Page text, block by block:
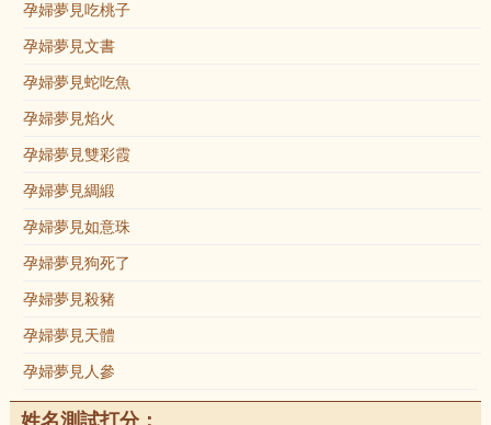
孕婦夢見吃桃子
孕婦夢見文書
孕婦夢見蛇吃魚
孕婦夢見焰火
孕婦夢見雙彩霞
孕婦夢見綢緞
孕婦夢見如意珠
孕婦夢見狗死了
孕婦夢見殺豬
孕婦夢見天體
孕婦夢見人參
姓名測試打分：